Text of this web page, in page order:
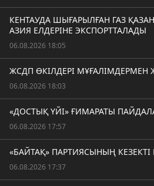
КЕНТАУДА ШЫҒАРЫЛҒАН ГАЗ
АЗИЯ ЕЛДЕРІНЕ ЭКСПОРТТАЛАДЫ
06.08.2026 18:05
ЖСДП ӨКІЛДЕРІ МҰҒАЛІМДЕРМЕН
06.08.2026 18:03
«ДОСТЫҚ ҮЙІ» ҒИМАРАТЫ
06.08.2026 17:57
«БАЙТАҚ» ПАРТИЯСЫНЫҢ КЕЗЕКТІ
06.08.2026 17:37